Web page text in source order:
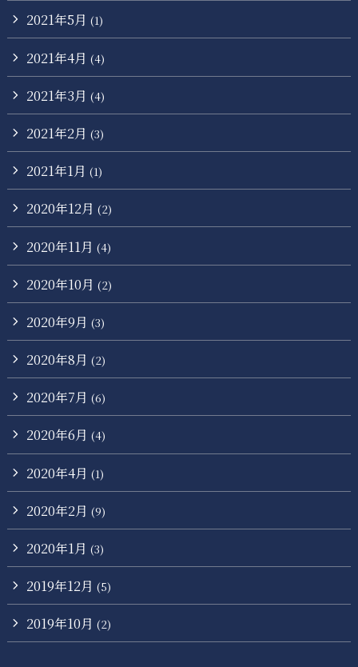
2021年5月 (1)
2021年4月 (4)
2021年3月 (4)
2021年2月 (3)
2021年1月 (1)
2020年12月 (2)
2020年11月 (4)
2020年10月 (2)
2020年9月 (3)
2020年8月 (2)
2020年7月 (6)
2020年6月 (4)
2020年4月 (1)
2020年2月 (9)
2020年1月 (3)
2019年12月 (5)
2019年10月 (2)